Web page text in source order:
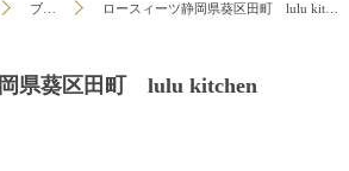
ブログ ロースィーツ静岡県葵区田町 lulu kitchen
県葵区田町 lulu kitchen